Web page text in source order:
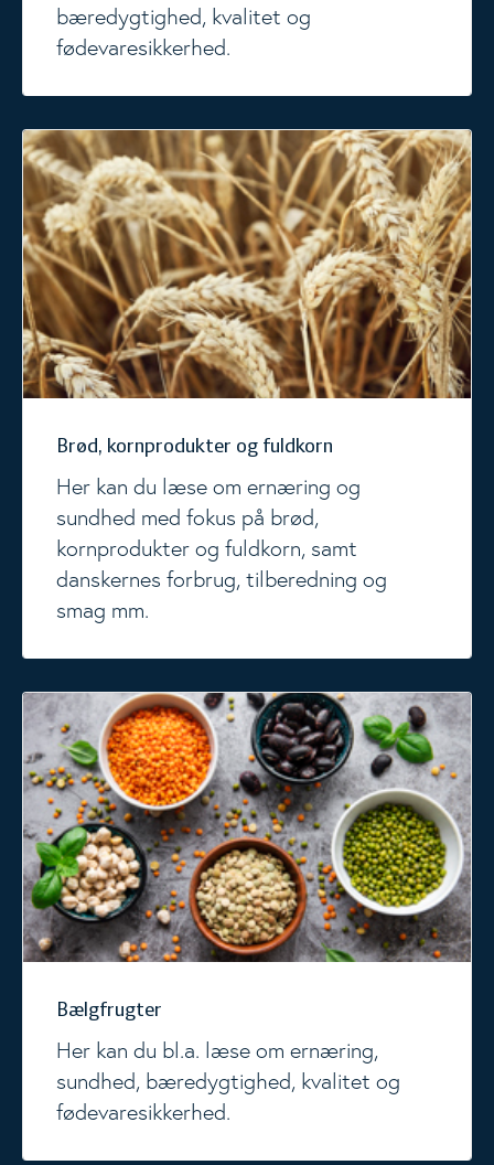
bæredygtighed, kvalitet og
fødevaresikkerhed.
Brød, kornprodukter og fuldkorn
Her kan du læse om ernæring og
sundhed med fokus på brød,
kornprodukter og fuldkorn, samt
danskernes forbrug, tilberedning og
smag mm.
Brød, kornprodukter og fuldkorn
Bælgfrugter
Her kan du bl.a. læse om ernæring,
sundhed, bæredygtighed, kvalitet og
fødevaresikkerhed.
Bælgfrugter